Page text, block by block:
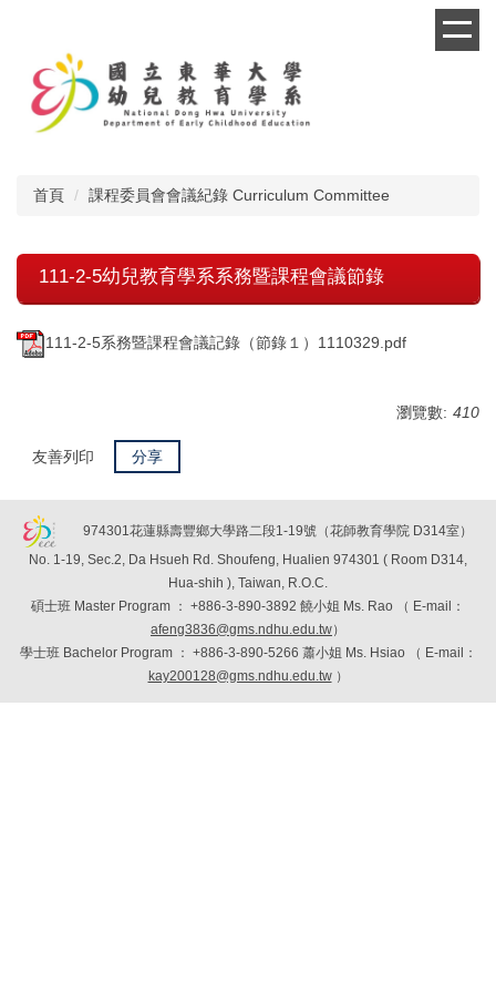
首頁 課程委員會會議紀錄 Curriculum Committee
111-2-5幼兒教育學系系務暨課程會議節錄
111-2-5系務暨課程會議記錄（節錄１）1110329.pdf
瀏覽數: 410
友善列印 分享
974301花蓮縣壽豐鄉大學路二段1-19號（花師教育學院 D314室）
No. 1-19, Sec.2, Da Hsueh Rd. Shoufeng, Hualien 974301 ( Room D314,
Hua-shih ), Taiwan, R.O.C.
碩士班 Master Program ： +886-3-890-3892 饒小姐 Ms. Rao （ E-mail：
afeng3836@gms.ndhu.edu.tw）
學士班 Bachelor Program ： +886-3-890-5266 蕭小姐 Ms. Hsiao （ E-mail：
kay200128@gms.ndhu.edu.tw）